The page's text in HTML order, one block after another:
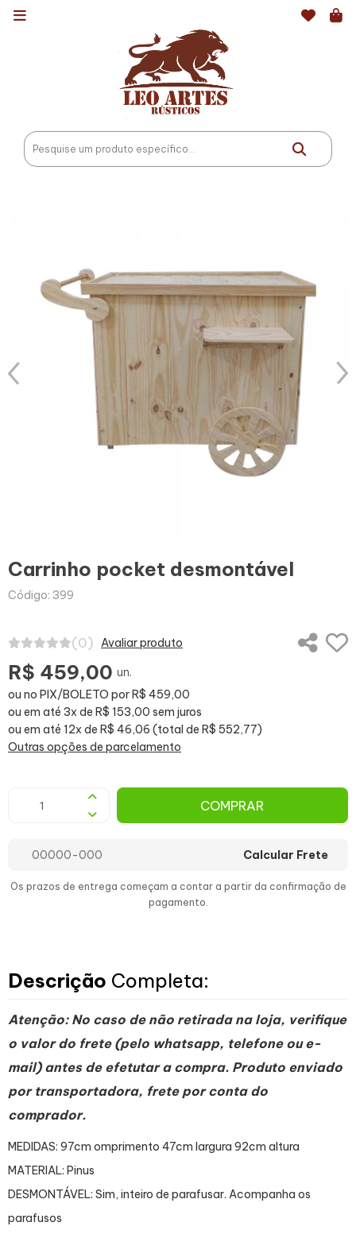
Carrinho pocket desmontável
Código: 399
(0) Avaliar produto
R$ 459,00 un.
ou no PIX/BOLETO por R$ 459,00
ou em até 3x de R$ 153,00 sem juros
ou em até 12x de R$ 46,06 (total de R$ 552,77)
Outras opções de parcelamento
COMPRAR
Calcular Frete
Os prazos de entrega começam a contar a partir da confirmação de
pagamento.
Descrição Completa:
Atenção: No caso de não retirada na loja, verifique
o valor do frete (pelo whatsapp, telefone ou e-
mail) antes de efetutar a compra. Produto enviado
por transportadora, frete por conta do
comprador.
MEDIDAS: 97cm omprimento 47cm largura 92cm altura
MATERIAL: Pinus
DESMONTÁVEL: Sim, inteiro de parafusar. Acompanha os
parafusos